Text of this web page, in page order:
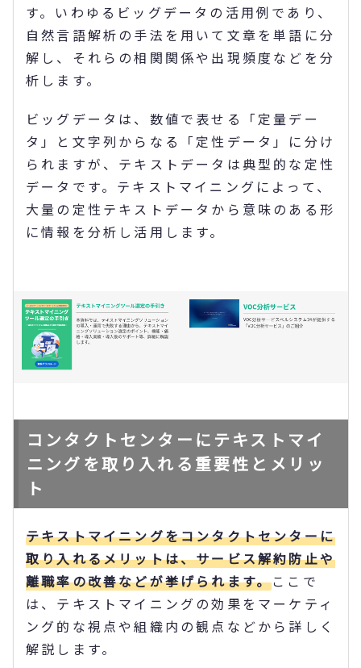
す。いわゆるビッグデータの活用例であり、
自然言語解析の手法を用いて文章を単語に分
解し、それらの相関関係や出現頻度などを分
析します。
ビッグデータは、数値で表せる「定量デー
タ」と文字列からなる「定性データ」に分け
られますが、テキストデータは典型的な定性
データです。テキストマイニングによって、
大量の定性テキストデータから意味のある形
に情報を分析し活用します。
コンタクトセンターにテキストマイ
ニングを取り入れる重要性とメリッ
ト
テキストマイニングをコンタクトセンターに
取り入れるメリットは、サービス解約防止や
離職率の改善などが挙げられます。ここで
は、テキストマイニングの効果をマーケティ
ング的な視点や組織内の観点などから詳しく
解説します。